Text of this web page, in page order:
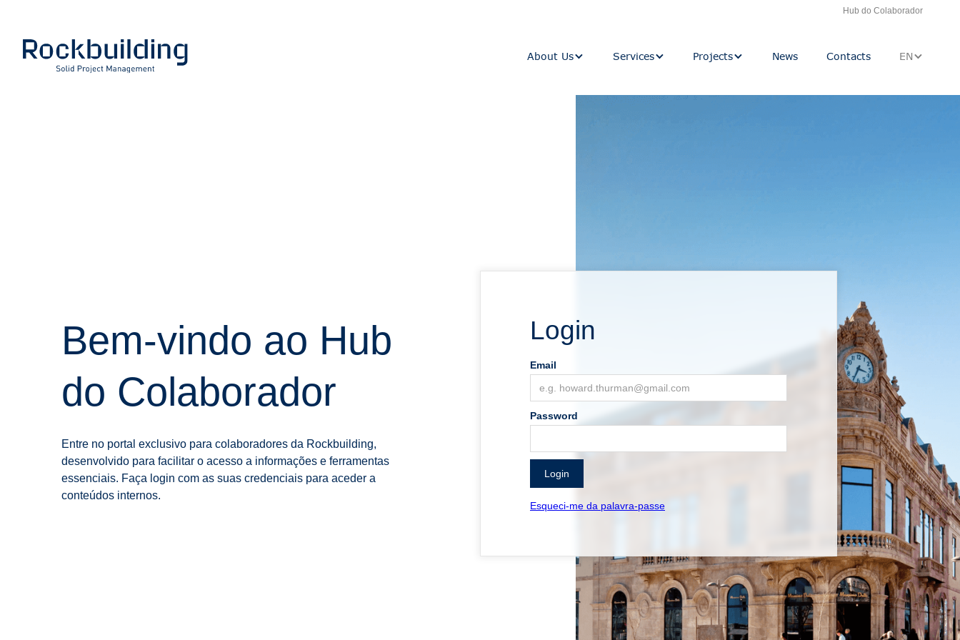
Hub do Colaborador
About Us Services Projects News Contacts EN
Bem-vindo ao Hub
do Colaborador
Entre no portal exclusivo para colaboradores da Rockbuilding,
desenvolvido para facilitar o acesso a informações e ferramentas
essenciais. Faça login com as suas credenciais para aceder a
conteúdos internos.
Login
Email
Password
Esqueci-me da palavra-passe